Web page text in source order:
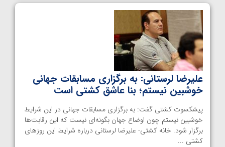
علیرضا لرستانی: به برگزاری مسابقات جهانی
خوشبین نیستم؛ بنا عاشق کشتی است
پیشکسوت کشتی گفت: به برگزاری مسابقات جهانی در این شرایط
خوشبین نیستم چون اوضاع جهان بگونه‌ای نیست که این رقابت‌ها
برگزار شود. خانه کشتی- علیرضا لرستانی درباره شرایط این روزهای
کشتی ...